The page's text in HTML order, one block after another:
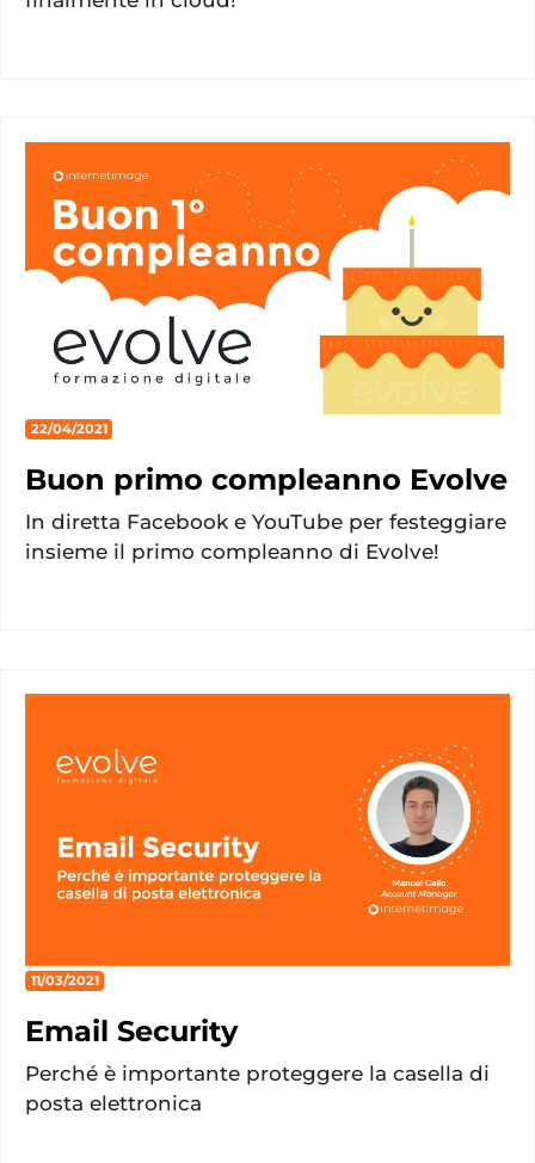
22/04/2021
Buon primo compleanno Evolve
In diretta Facebook e YouTube per festeggiare
insieme il primo compleanno di Evolve!
11/03/2021
Email Security
Perché è importante proteggere la casella di
posta elettronica